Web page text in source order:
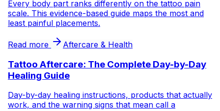
Every body part ranks differently on the tattoo pain
scale. This evidence-based guide maps the most and
least painful placements.
Read more Aftercare & Health
Tattoo Aftercare: The Complete Day-by-Day
Healing Guide
Day-by-day healing instructions, products that actually
work, and the warning signs that mean call a